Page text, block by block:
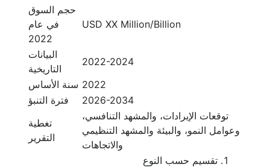
حجم السوق
في عام
2022
USD XX Million/Billion
البيانات
التاريخية
2022-2024
سنة الأساس 2022
فترة التنبؤ
2026-2034
تغطية
التقرير
توقعات الإيرادات، والمشهد التنافسي،
وعوامل النمو، والبيئة والمشهد التنظيمي
والاتجاهات
تقسيم حسب النوع